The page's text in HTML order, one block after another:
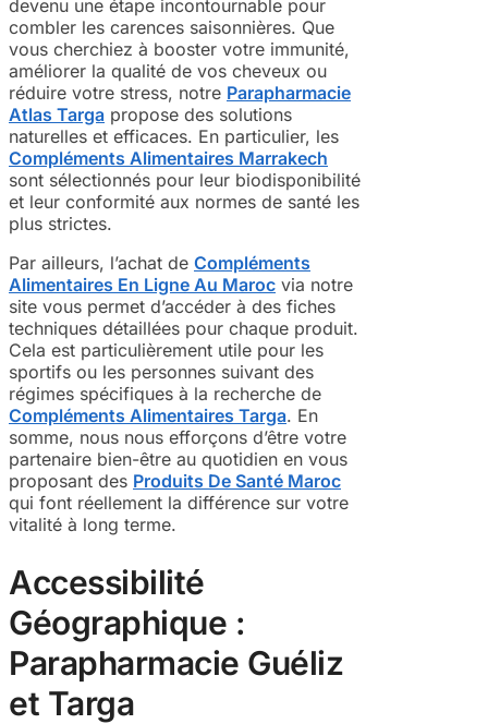
devenu une étape incontournable pour
combler les carences saisonnières. Que
vous cherchiez à booster votre immunité,
améliorer la qualité de vos cheveux ou
réduire votre stress, notre Parapharmacie
Atlas Targa propose des solutions
naturelles et efficaces. En particulier, les
Compléments Alimentaires Marrakech
sont sélectionnés pour leur biodisponibilité
et leur conformité aux normes de santé les
plus strictes.
Par ailleurs, l’achat de Compléments
Alimentaires En Ligne Au Maroc via notre
site vous permet d’accéder à des fiches
techniques détaillées pour chaque produit.
Cela est particulièrement utile pour les
sportifs ou les personnes suivant des
régimes spécifiques à la recherche de
Compléments Alimentaires Targa. En
somme, nous nous efforçons d’être votre
partenaire bien-être au quotidien en vous
proposant des Produits De Santé Maroc
qui font réellement la différence sur votre
vitalité à long terme.
Accessibilité
Géographique :
Parapharmacie Guéliz
et Targa